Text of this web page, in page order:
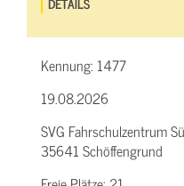
Kennung: 1477
19.08.2026
SVG Fahrschulzentrum
35641 Schöffengrund